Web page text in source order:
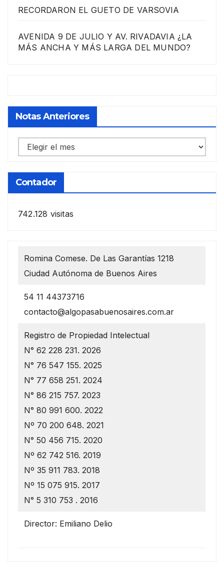
RECORDARON EL GUETO DE VARSOVIA
AVENIDA 9 DE JULIO Y AV. RIVADAVIA ¿LA
MÁS ANCHA Y MÁS LARGA DEL MUNDO?
Notas Anteriores
Notas
anteriores
Contador
742.128 visitas
Romina Comese. De Las Garantías 1218
Ciudad Autónoma de Buenos Aires
54 11 44373716
contacto@algopasabuenosaires.com.ar
Registro de Propiedad Intelectual
N° 62 228 231. 2026
N° 76 547 155. 2025
N° 77 658 251. 2024
N° 86 215 757. 2023
N° 80 991 600. 2022
Nº 70 200 648. 2021
N° 50 456 715. 2020
Nº 62 742 516. 2019
Nº 35 911 783. 2018
Nº 15 075 915. 2017
N° 5 310 753 . 2016
Director: Emiliano Delio